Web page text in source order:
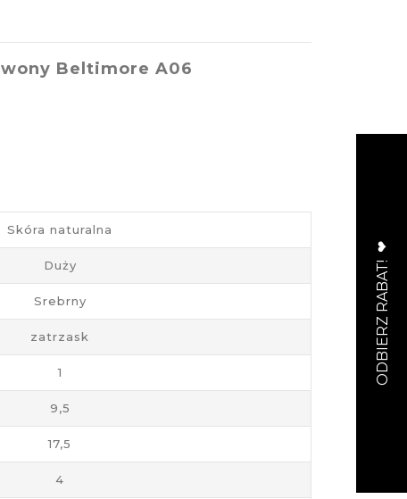
Beltimore A06
Skóra naturalna
Duży
Srebrny
zatrzask
1
9,5
17,5
4